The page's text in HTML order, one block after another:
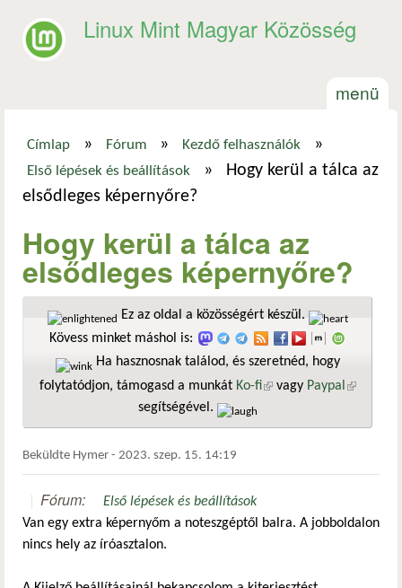
Linux Mint Magyar Közösség
menü
Jelenlegi hely
Címlap » Fórum » Kezdő felhasználók »
Első lépések és beállítások »
Hogy kerül a tálca az
elsődleges képernyőre?
Hogy kerül a tálca az
elsődleges képernyőre?
Ez az oldal a közösségért készül.
Kövess minket máshol is:
Ha hasznosnak találod, és szeretnéd, hogy
folytatódjon, támogasd a munkát Ko-fi(külső hivatkozás)
vagy Paypal
segítségével.
Beküldte Hymer - 2023. szep. 15. 14:19
Fórum:
Első lépések és beállítások
Van egy extra képernyőm a noteszgéptől balra. A jobboldalon
nincs hely az íróasztalon.